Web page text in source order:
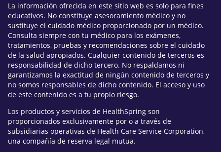
La información ofrecida en este sitio web es solo para fines
educativos. No constituye asesoramiento médico y no
sustituye el cuidado médico proporcionado por un médico.
Consulta siempre con tu médico para los exámenes,
tratamientos, pruebas y recomendaciones sobre el cuidado
de la salud apropiados. Cualquier contenido de terceros es
responsabilidad de dicho tercero. No respaldamos ni
garantizamos la exactitud de ningún contenido de terceros y
no somos responsables de dicho contenido. El acceso y uso
de este contenido es a tu propio riesgo.
Los productos y servicios de HealthSpring son
proporcionados exclusivamente por o a través de
subsidiarias operativas de Health Care Service Corporation,
una compañía de reserva legal mutua.